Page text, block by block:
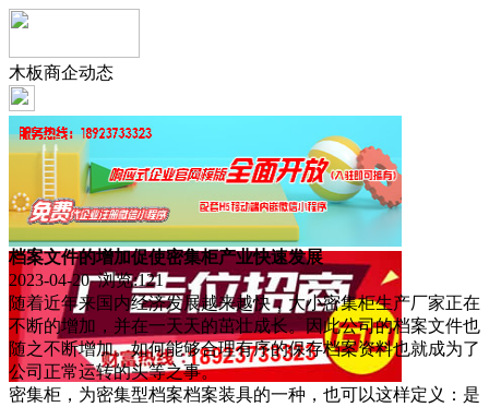
木板商企动态
档案文件的增加促使密集柜产业快速发展
2023-04-20 浏览:121
随着近年来国内经济发展越来越快，大小密集柜生产厂家正在
不断的增加，并在一天天的茁壮成长。因此公司的档案文件也
随之不断增加。如何能够合理有序的保存档案资料也就成为了
公司正常运转的头等之事。
密集柜，为密集型档案档案装具的一种，也可以这样定义：是